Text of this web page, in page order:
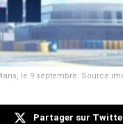
le 9 septembre. Source
Partager sur